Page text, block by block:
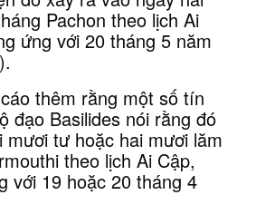
Pachon theo lịch Ai
ứng với 20 tháng 5 năm
thêm rằng một số tín
đạo Basilides nói rằng đó
mươi tư hoặc hai mươi lăm
theo lịch Ai Cập,
với 19 hoặc 20 tháng 4